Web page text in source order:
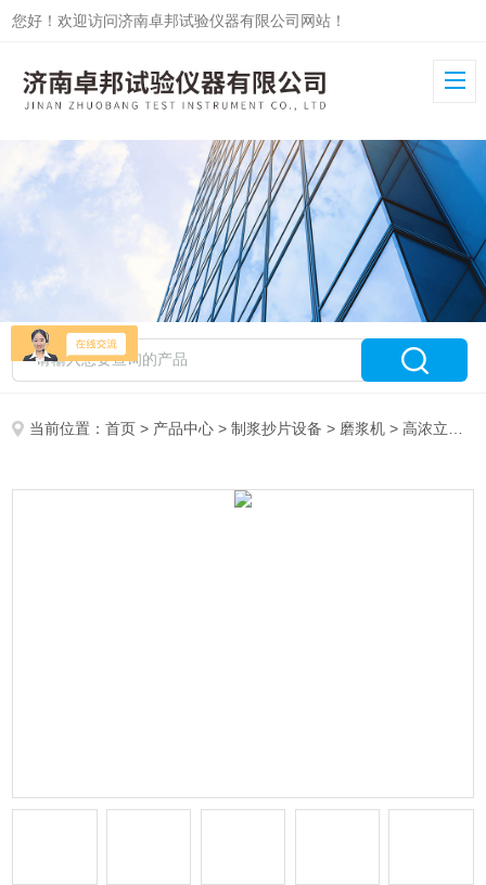
您好！欢迎访问济南卓邦试验仪器有限公司网站！
当前位置：首页 > 产品中心 >制浆抄片设备 > 磨浆机 > 高浓立式磨浆机